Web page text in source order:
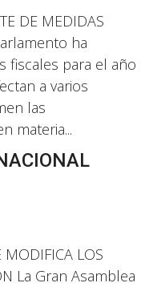
DE MEDIDAS
ha
fiscales para el año
a varios
las
materia...
LOS
La Gran Asamblea